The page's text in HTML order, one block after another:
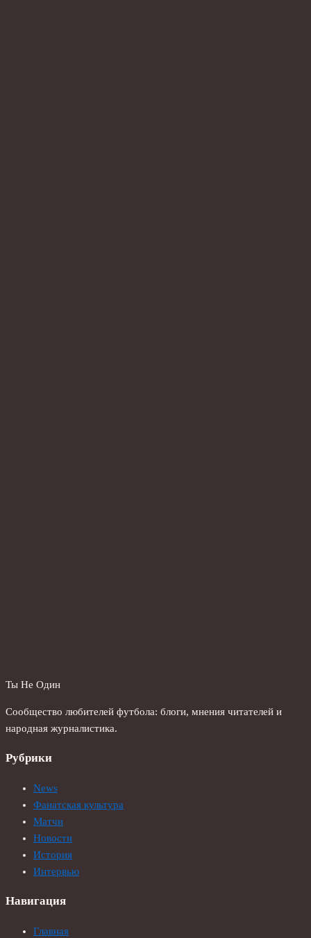
Ты Не Один
Сообщество любителей футбола: блоги, мнения читателей и
народная журналистика.
Рубрики
News
Фанатская культура
Матчи
Новости
История
Интервью
Навигация
Главная